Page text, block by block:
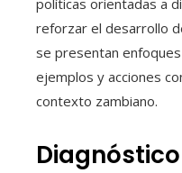
políticas orientadas a
reforzar el desarrollo
se presentan
ejemplos y acciones
contexto zambiano.